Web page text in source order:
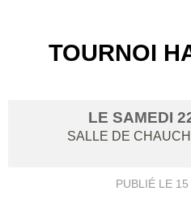
TOURNOI
LE SAMEDI
SALLE DE
PUBLIÉ LE 15